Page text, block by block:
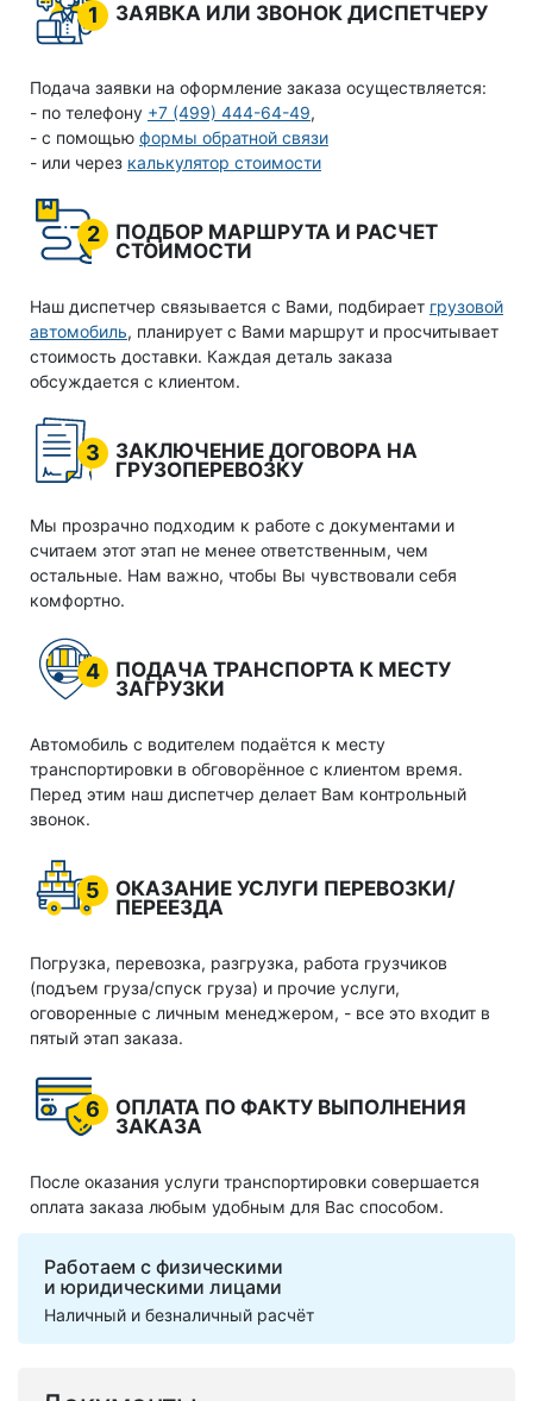
1 ЗАЯВКА ИЛИ ЗВОНОК ДИСПЕТЧЕРУ
Подача заявки на оформление заказа осуществляется:
- по телефону +7 (499) 444-64-49,
- с помощью формы обратной связи
- или через калькулятор стоимости
2
ПОДБОР МАРШРУТА И РАСЧЕТ
СТОИМОСТИ
Наш диспетчер связывается с Вами, подбирает грузовой
автомобиль, планирует с Вами маршрут и просчитывает
стоимость доставки. Каждая деталь заказа
обсуждается с клиентом.
3
ЗАКЛЮЧЕНИЕ ДОГОВОРА НА
ГРУЗОПЕРЕВОЗКУ
Мы прозрачно подходим к работе с документами и
считаем этот этап не менее ответственным, чем
остальные. Нам важно, чтобы Вы чувствовали себя
комфортно.
4
ПОДАЧА ТРАНСПОРТА К МЕСТУ
ЗАГРУЗКИ
Автомобиль с водителем подаётся к месту
транспортировки в обговорённое с клиентом время.
Перед этим наш диспетчер делает Вам контрольный
звонок.
5
ОКАЗАНИЕ УСЛУГИ ПЕРЕВОЗКИ/
ПЕРЕЕЗДА
Погрузка, перевозка, разгрузка, работа грузчиков
(подъем груза/спуск груза) и прочие услуги,
оговоренные с личным менеджером, - все это входит в
пятый этап заказа.
6
ОПЛАТА ПО ФАКТУ ВЫПОЛНЕНИЯ
ЗАКАЗА
После оказания услуги транспортировки совершается
оплата заказа любым удобным для Вас способом.
Работаем с физическими
и юридическими лицами
Наличный и безналичный расчёт